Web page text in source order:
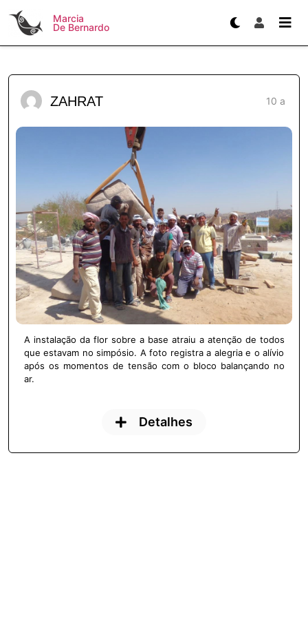
Marcia
De Bernardo
ZAHRAT 10 a
A instalação da flor sobre a base atraiu a atenção de todos
que estavam no simpósio. A foto registra a alegria e o alívio
após os momentos de tensão com o bloco balançando no
ar.
Detalhes